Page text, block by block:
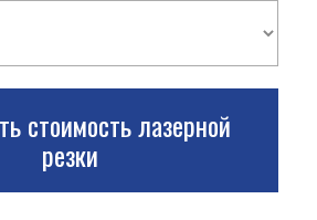
стоимость лазерной
резки